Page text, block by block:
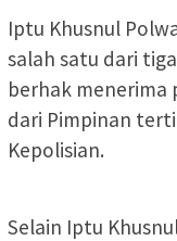
Iptu Khusnul
salah satu dari
berhak
dari Pimpinan
Kepolisian.
Selain Iptu